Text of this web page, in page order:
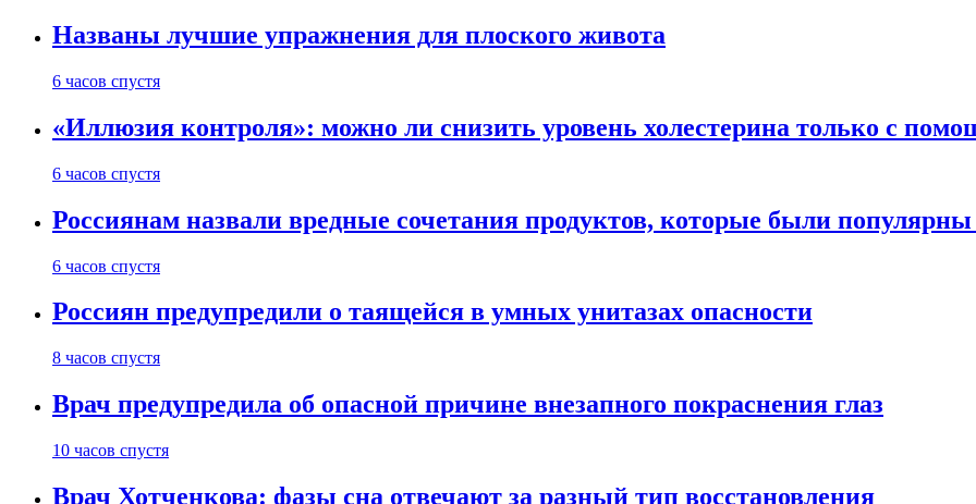
Названы лучшие упражнения для плоского живота
6 часов спустя
«Иллюзия контроля»: можно ли снизить уровень холестерина только с
6 часов спустя
Россиянам назвали вредные сочетания продуктов, которые были
6 часов спустя
Россиян предупредили о таящейся в умных унитазах опасности
8 часов спустя
Врач предупредила об опасной причине внезапного покраснения глаз
10 часов спустя
Врач Хотченкова: фазы сна отвечают за разный тип восстановления